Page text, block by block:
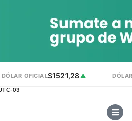
DÓLAR OFICIAL$1521,28 ▲
03